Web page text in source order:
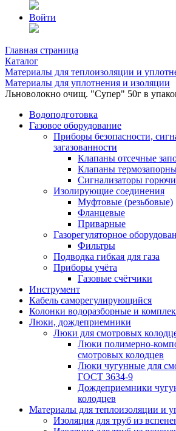
Войти
Главная страница
Каталог
Материалы для теплоизоляции и
Материалы для уплотнения и изоляции
Льноволокно очищ. "Супер" 50г в
Водоподготовка
Газовое оборудование
Приборы безопасности,
загазованности
Клапаны отсечные
Клапаны
Сигнализаторы
Изолирующие соединения
Муфтовые (резьбовые)
Фланцевые
Приварные
Газорегуляторное
Фильтры
Подводка гибкая для газа
Приборы учёта
Газовые счётчики
Инструмент
Кабель саморегулирующийся
Колонки водоразборные и
Люки, дождеприемники
Люки для смотровых
Люки полимерно-
смотровых колодцев
Люки чугунные для
ГОСТ 3634-9
Дождеприемники
колодцев
Материалы для теплоизоляции и
Изоляция для труб из